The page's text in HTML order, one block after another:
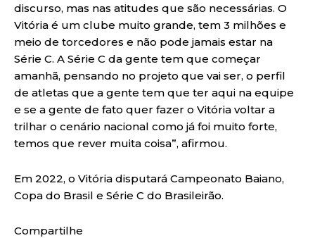
discurso, mas nas atitudes que são necessárias. O
Vitória é um clube muito grande, tem 3 milhões e
meio de torcedores e não pode jamais estar na
Série C. A Série C da gente tem que começar
amanhã, pensando no projeto que vai ser, o perfil
de atletas que a gente tem que ter aqui na equipe
e se a gente de fato quer fazer o Vitória voltar a
trilhar o cenário nacional como já foi muito forte,
temos que rever muita coisa”, afirmou.
Em 2022, o Vitória disputará Campeonato Baiano,
Copa do Brasil e Série C do Brasileirão.
Compartilhe